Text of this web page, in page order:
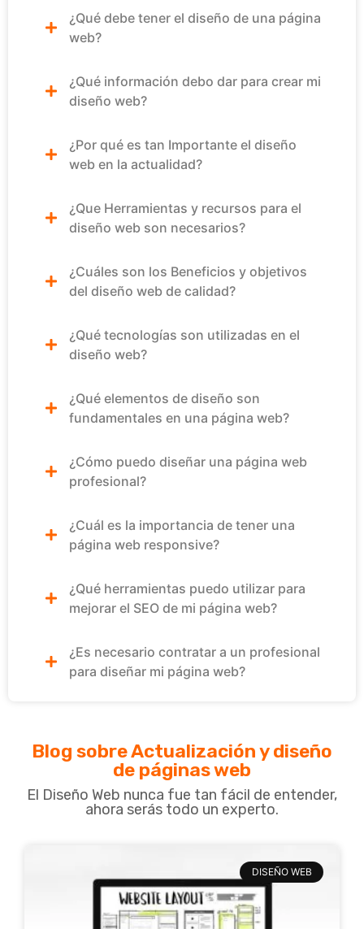
¿Qué debe tener el diseño de una página
web?
¿Qué información debo dar para crear mi
diseño web?
¿Por qué es tan Importante el diseño
web en la actualidad?
¿Que Herramientas y recursos para el
diseño web son necesarios?
¿Cuáles son los Beneficios y objetivos
del diseño web de calidad?
¿Qué tecnologías son utilizadas en el
diseño web?
¿Qué elementos de diseño son
fundamentales en una página web?
¿Cómo puedo diseñar una página web
profesional?
¿Cuál es la importancia de tener una
página web responsive?
¿Qué herramientas puedo utilizar para
mejorar el SEO de mi página web?
¿Es necesario contratar a un profesional
para diseñar mi página web?
Blog sobre Actualización y diseño
de páginas web
El Diseño Web nunca fue tan fácil de entender,
ahora serás todo un experto.
DISEÑO WEB